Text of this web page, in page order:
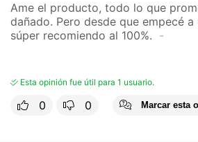
Ame el producto, todo lo que
dañado. Pero desde que empecé
súper recomiendo al 100%.
Esta opinión fue útil para 1 usuario.
0 0 Marcar esta